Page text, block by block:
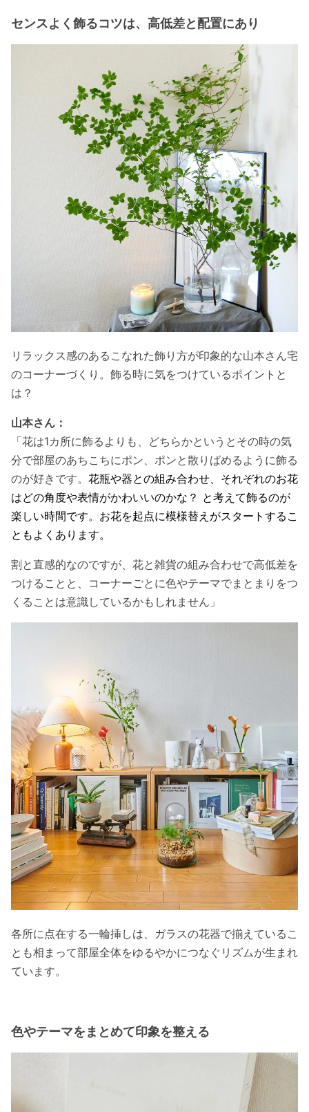
センスよく飾るコツは、高低差と配置にあり
リラックス感のあるこなれた飾り方が印象的な山本さん宅
のコーナーづくり。飾る時に気をつけているポイントと
は？
山本さん：
「花は1カ所に飾るよりも、どちらかというとその時の気
分で部屋のあちこちにポン、ポンと散りばめるように飾る
のが好きです。 花瓶や器との組み合わせ、それぞれのお花
はどの角度や表情がかわいいのかな？ と考えて飾るのが
楽しい時間です。お花を起点に模様替えがスタートするこ
ともよくあります。
割と直感的なのですが、花と雑貨の組み合わせで高低差を
つけることと、コーナーごとに色やテーマでまとまりをつ
くることは意識しているかもしれません」
各所に点在する一輪挿しは、ガラスの花器で揃えているこ
とも相まって部屋全体をゆるやかにつなぐリズムが生まれ
ています。
色やテーマをまとめて印象を整える